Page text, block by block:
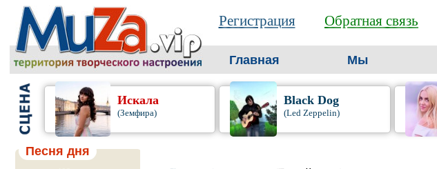
Регистрация Обратная связь
Главная Мы
Искала
(Земфира)
Black Dog
(Led Zeppelin)
Песня дня